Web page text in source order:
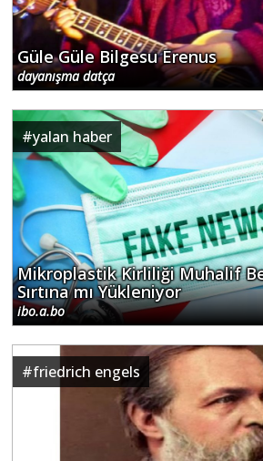
Güle Güle Bilgesu Erenus
dayanışma datça
#yalan haber
Mikroplastik Kirliliği Muhalif
Sırtına mı Yükleniyor
ibo.a.bo
#friedrich engels